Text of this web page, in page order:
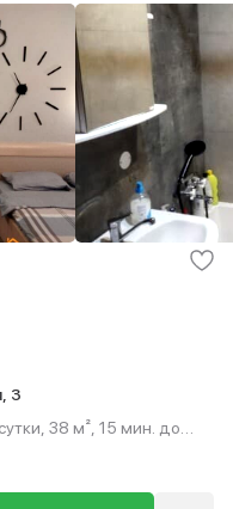
3
38 м², 15 мин. до